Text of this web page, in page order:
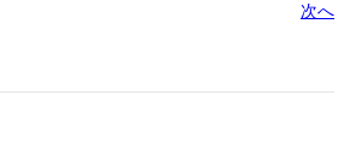
次へ